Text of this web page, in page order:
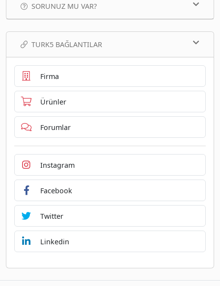
SORUNUZ MU VAR?
TURK5 BAĞLANTILAR
Firma
Ürünler
Forumlar
Instagram
Facebook
Twitter
Linkedin